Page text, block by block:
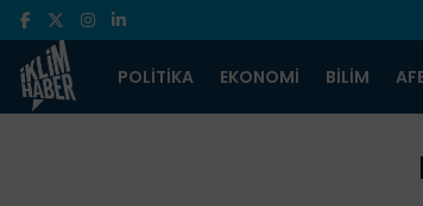
POLITIKA EKONOMI BILIM